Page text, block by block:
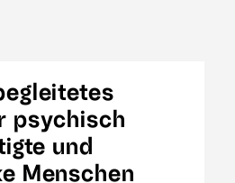
psychisch
und
Menschen